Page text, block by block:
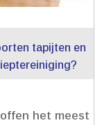
tapijten en
het meest